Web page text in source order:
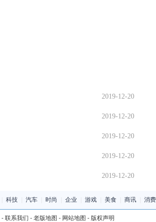
2019-12-20
2019-12-20
2019-12-20
2019-12-20
2019-12-20
科技 汽车 时尚 企业 游戏 美食 商讯 消费
- 联系我们 - 老版地图 - 网站地图 - 版权声明